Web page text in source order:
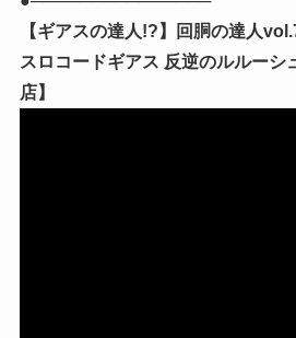
【ギアスの達人!?】回胴の達人
スロコードギアス 反逆のルルーシ
店】